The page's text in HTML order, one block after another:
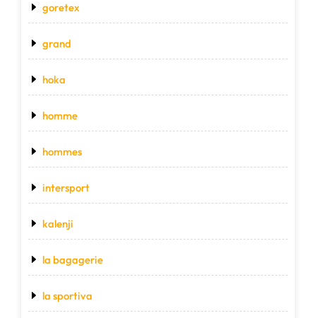
goretex
grand
hoka
homme
hommes
intersport
kalenji
la bagagerie
la sportiva